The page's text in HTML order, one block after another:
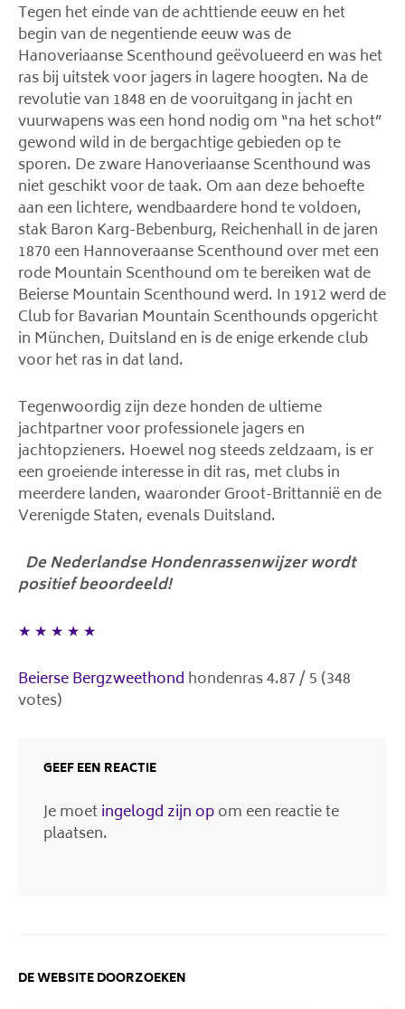
Tegen het einde van de achttiende eeuw en het
begin van de negentiende eeuw was de
Hanoveriaanse Scenthound geëvolueerd en was het
ras bij uitstek voor jagers in lagere hoogten. Na de
revolutie van 1848 en de vooruitgang in jacht en
vuurwapens was een hond nodig om “na het schot”
gewond wild in de bergachtige gebieden op te
sporen. De zware Hanoveriaanse Scenthound was
niet geschikt voor de taak. Om aan deze behoefte
aan een lichtere, wendbaardere hond te voldoen,
stak Baron Karg-Bebenburg, Reichenhall in de jaren
1870 een Hannoveraanse Scenthound over met een
rode Mountain Scenthound om te bereiken wat de
Beierse Mountain Scenthound werd. In 1912 werd de
Club for Bavarian Mountain Scenthounds opgericht
in München, Duitsland en is de enige erkende club
voor het ras in dat land.
Tegenwoordig zijn deze honden de ultieme
jachtpartner voor professionele jagers en
jachtopzieners. Hoewel nog steeds zeldzaam, is er
een groeiende interesse in dit ras, met clubs in
meerdere landen, waaronder Groot-Brittannië en de
Verenigde Staten, evenals Duitsland.
De Nederlandse Hondenrassenwijzer wordt
positief beoordeeld!
★ ★ ★ ★ ★
Beierse Bergzweethond hondenras4.87/5 (348
votes)
GEEF EEN REACTIE
Je moetingelogd zijn opom een reactie te
plaatsen.
DE WEBSITE DOORZOEKEN